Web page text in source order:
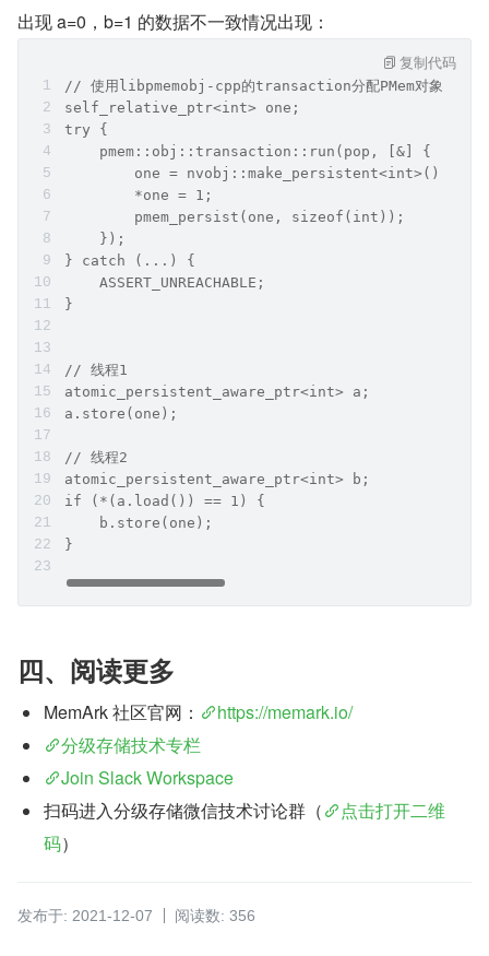
出现 a=0，b=1 的数据不一致情况出现：
// 使用libpmemobj-cpp的transaction分配PMem对象可以保
self_relative_ptr<int> one;
try {
    pmem::obj::transaction::run(pop, [&] {
one = nvobj::make_persistent<int>();
*one = 1;
pmem_persist(one, sizeof(int));
    });
} catch (...) {
    ASSERT_UNREACHABLE;
}
// 线程1
atomic_persistent_aware_ptr<int> a;
a.store(one);                                   //直接使
// 线程2
atomic_persistent_aware_ptr<int> b;
if (*(a.load()) == 1) {                         //直接使
    b.store(one);
}
复制代码
四、阅读更多
MemArk 社区官网：
https://memark.io/
分级存储技术专栏
Join Slack Workspace
扫码进入分级存储微信技术讨论群（
点击打开二维
码）
发布于: 2021-12-07 阅读数: 356